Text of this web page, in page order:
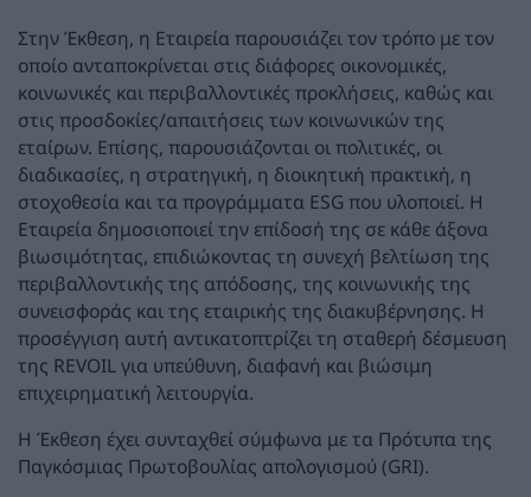
Στην Έκθεση, η Εταιρεία παρουσιάζει τον τρόπο με τον
οποίο ανταποκρίνεται στις διάφορες οικονομικές,
κοινωνικές και περιβαλλοντικές προκλήσεις, καθώς και
στις προσδοκίες/απαιτήσεις των κοινωνικών της
εταίρων. Επίσης, παρουσιάζονται οι πολιτικές, οι
διαδικασίες, η στρατηγική, η διοικητική πρακτική, η
στοχοθεσία και τα προγράμματα ESG που υλοποιεί. Η
Εταιρεία δημοσιοποιεί την επίδοσή της σε κάθε άξονα
βιωσιμότητας, επιδιώκοντας τη συνεχή βελτίωση της
περιβαλλοντικής της απόδοσης, της κοινωνικής της
συνεισφοράς και της εταιρικής της διακυβέρνησης. Η
προσέγγιση αυτή αντικατοπτρίζει τη σταθερή δέσμευση
της REVOIL για υπεύθυνη, διαφανή και βιώσιμη
επιχειρηματική λειτουργία.
Η Έκθεση έχει συνταχθεί σύμφωνα με τα Πρότυπα της
Παγκόσμιας Πρωτοβουλίας απολογισμού (GRI).